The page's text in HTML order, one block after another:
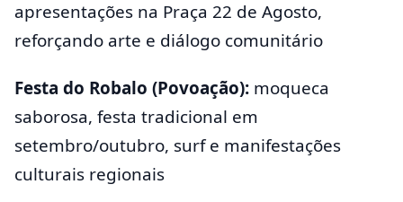
apresentações na Praça 22 de Agosto,
reforçando arte e diálogo comunitário
Festa do Robalo (Povoação): moqueca
saborosa, festa tradicional em
setembro/outubro, surf e manifestações
culturais regionais